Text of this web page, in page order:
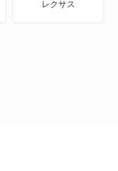
レクサス